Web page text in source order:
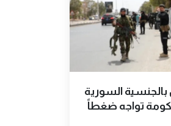
بالجنسية السورية
تواجه ضغطاً